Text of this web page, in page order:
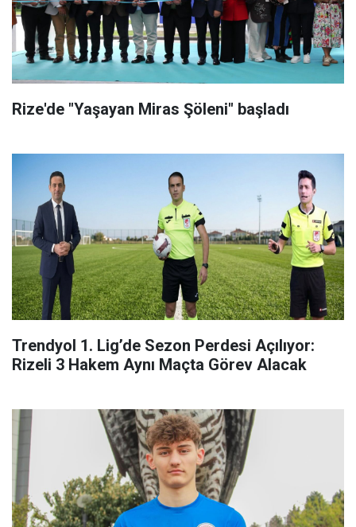
Rize'de "Yaşayan Miras Şöleni" başladı
Trendyol 1. Lig’de Sezon Perdesi Açılıyor:
Rizeli 3 Hakem Aynı Maçta Görev Alacak